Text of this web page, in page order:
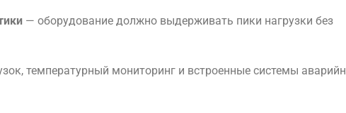
— оборудование должно выдерживать пики нагрузки без
температурный мониторинг и встроенные системы